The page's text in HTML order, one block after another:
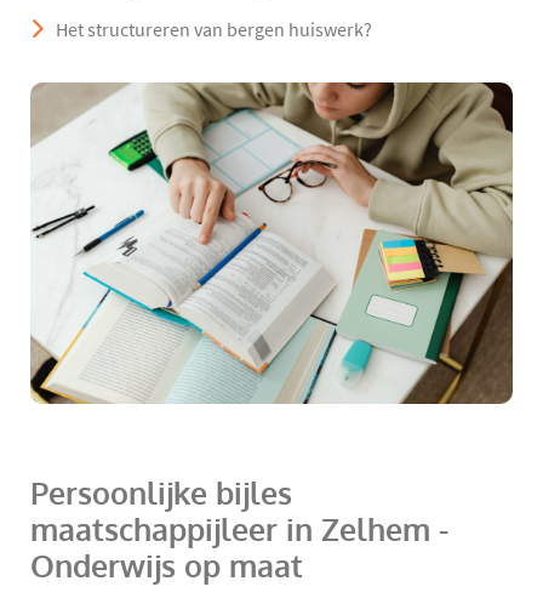
Het structureren van bergen huiswerk?
Persoonlijke bijles
maatschappijleer in Zelhem -
Onderwijs op maat